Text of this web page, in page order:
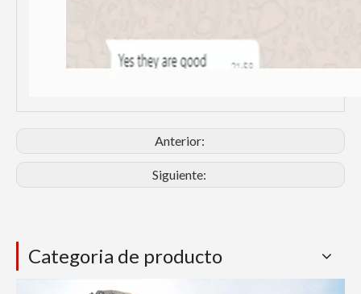
Anterior:
Siguiente:
Categoria de producto